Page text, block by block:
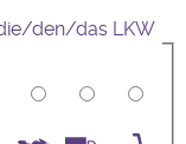
den/das LKW